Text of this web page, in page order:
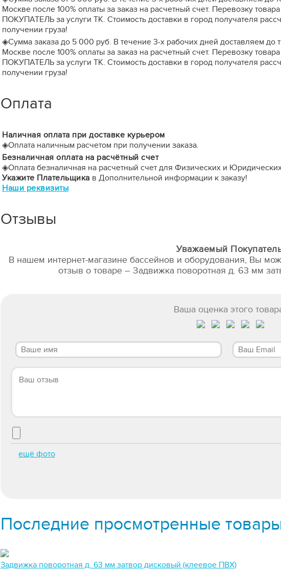
Москве после 100% оплаты за заказ на расчетный счет. Перевозку
ПОКУПАТЕЛЬ за услуги ТК. Стоимость доставки в город получателя
получении груза!
◈Сумма заказа до 5 000 руб. В течение 3-х рабочих дней доставляем до
Москве после 100% оплаты за заказ на расчетный счет. Перевозку
ПОКУПАТЕЛЬ за услуги ТК. Стоимость доставки в город получателя
получении груза!
Оплата
Наличная оплата при доставке курьером
◈Оплата наличным расчетом при получении заказа.
Безналичная оплата на расчётный счет
◈Оплата безналичная на расчетный счет для Физических и
Укажите Плательщика в Дополнительной информации к заказу!
Наши реквизиты
Отзывы
Уважаемый
В нашем интернет-магазине бассейнов и оборудования, Вы
отзыв о товаре – Задвижка поворотная д. 63 мм
Ваша оценка этого
ещё фото
Последние просмотренные
Задвижка поворотная д. 63 мм затвор дисковый (клеевое ПВХ)